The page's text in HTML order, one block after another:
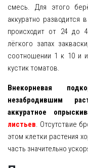
смесь. Для этого
аккуратно разводится
происходит от 24 до
лёгкого запах
соотношении 1 к 10 и
кустик томатов.
Внекорневая
незабродившим
аккуратное
листьев. Отсутствие
этом клетки растения
часть значительно